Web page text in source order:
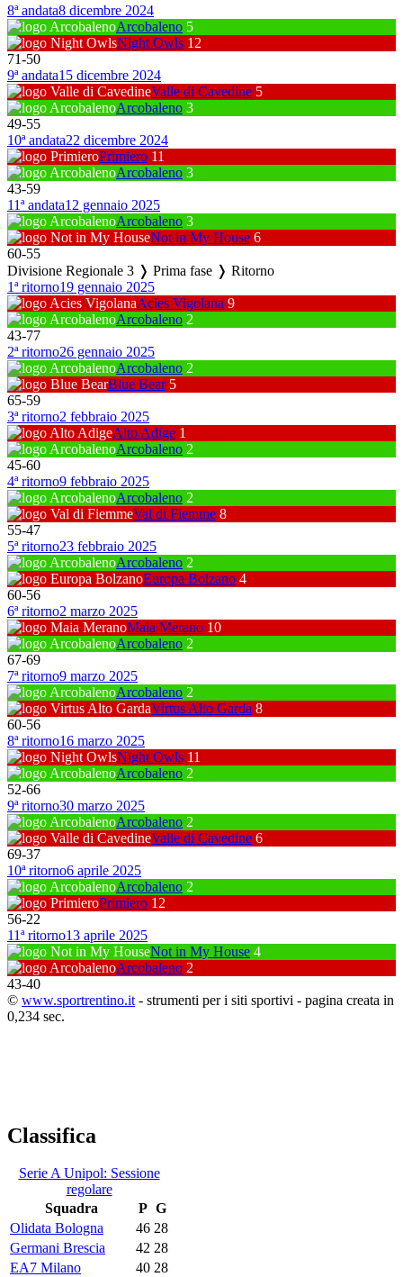
8ª andata8 dicembre 2024
Arcobaleno 5
Night Owls 12
71-50
9ª andata15 dicembre 2024
Valle di Cavedine 5
Arcobaleno 3
49-55
10ª andata22 dicembre 2024
Primiero 11
Arcobaleno 3
43-59
11ª andata12 gennaio 2025
Arcobaleno 3
Not in My House 6
60-55
Divisione Regionale 3 ❭ Prima fase ❭ Ritorno
1ª ritorno19 gennaio 2025
Acies Vigolana 9
Arcobaleno 2
43-77
2ª ritorno26 gennaio 2025
Arcobaleno 2
Blue Bear 5
65-59
3ª ritorno2 febbraio 2025
Alto Adige 1
Arcobaleno 2
45-60
4ª ritorno9 febbraio 2025
Arcobaleno 2
Val di Fiemme 8
55-47
5ª ritorno23 febbraio 2025
Arcobaleno 2
Europa Bolzano 4
60-56
6ª ritorno2 marzo 2025
Maia Merano 10
Arcobaleno 2
67-69
7ª ritorno9 marzo 2025
Arcobaleno 2
Virtus Alto Garda 8
60-56
8ª ritorno16 marzo 2025
Night Owls 11
Arcobaleno 2
52-66
9ª ritorno30 marzo 2025
Arcobaleno 2
Valle di Cavedine 6
69-37
10ª ritorno6 aprile 2025
Arcobaleno 2
Primiero 12
56-22
11ª ritorno13 aprile 2025
Not in My House 4
Arcobaleno 2
43-40
© www.sportrentino.it - strumenti per i siti sportivi - pagina creata in
0,234 sec.
Classifica
Serie A Unipol: Sessione
regolare
Squadra
P G
Olidata Bologna
46 28
Germani Brescia
42 28
EA7 Milano
40 28